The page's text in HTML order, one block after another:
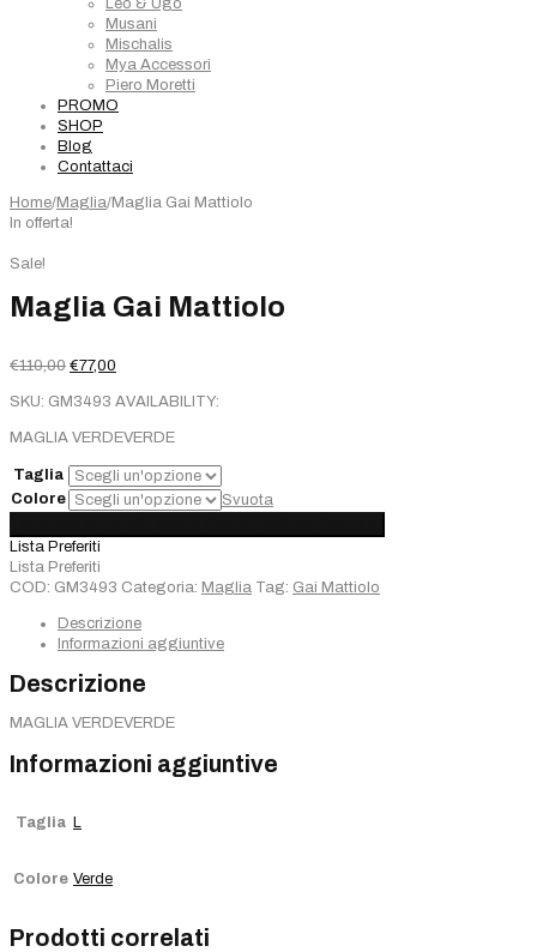
Leo & Ugo
Musani
Mischalis
Mya Accessori
Piero Moretti
PROMO
SHOP
Blog
Contattaci
Home/Maglia/Maglia Gai Mattiolo
In offerta!
Sale!
Maglia Gai Mattiolo
€110,00 Il
originale
€110,00.
€77,00
attuale
€77,00.
SKU: GM3493 AVAILABILITY:
MAGLIA VERDEVERDE
Taglia
Colore
Svuota
Gai
Mattiolo
quantità
Lista Preferiti
Lista Preferiti
COD: GM3493 Categoria: Maglia Tag: Gai Mattiolo
Descrizione
Informazioni aggiuntive
Descrizione
MAGLIA VERDEVERDE
Informazioni aggiuntive
Taglia L
Colore Verde
Prodotti correlati